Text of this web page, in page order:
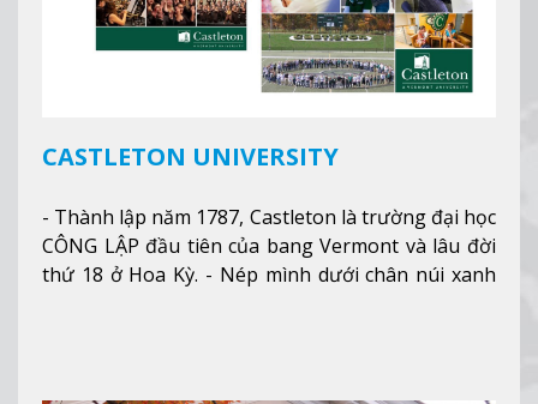
CASTLETON UNIVERSITY
- Thành lập năm 1787, Castleton là trường đại học
CÔNG LẬP đầu tiên của bang Vermont và lâu đời
thứ 18 ở Hoa Kỳ. - Nép mình dưới chân núi xanh